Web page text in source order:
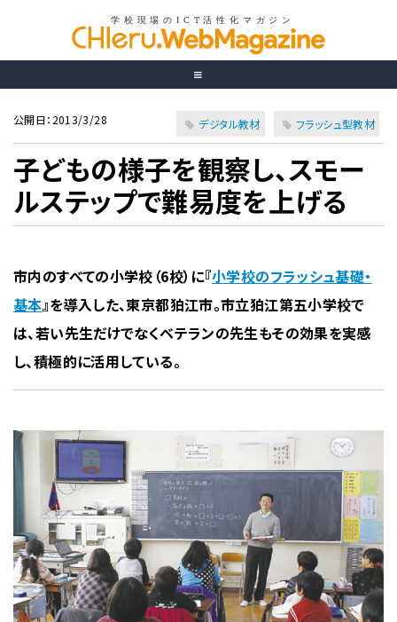
公開日：2013/3/28 デジタル教材 フラッシュ型教材
子どもの様子を観察し、スモー
ルステップで難易度を上げる
市内のすべての小学校（6校）に『小学校のフラッシュ基礎・
基本』を導入した、東京都狛江市。市立狛江第五小学校で
は、若い先生だけでなくベテランの先生もその効果を実感
し、積極的に活用している。